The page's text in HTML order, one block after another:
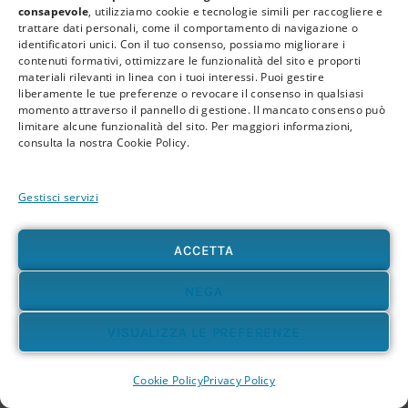
consapevole, utilizziamo cookie e tecnologie simili per raccogliere e
trattare dati personali, come il comportamento di navigazione o
identificatori unici. Con il tuo consenso, possiamo migliorare i
contenuti formativi, ottimizzare le funzionalità del sito e proporti
materiali rilevanti in linea con i tuoi interessi. Puoi gestire
liberamente le tue preferenze o revocare il consenso in qualsiasi
momento attraverso il pannello di gestione. Il mancato consenso può
limitare alcune funzionalità del sito. Per maggiori informazioni,
consulta la nostra Cookie Policy.
Gestisci servizi
ACCETTA
NEGA
VISUALIZZA LE PREFERENZE
Cookie PolicyPrivacy Policy
Deve evitare interpretazioni rigide.
Deve evitare promesse.
Deve evitare di attribuire colpe.
Deve evitare di presentare il proprio approccio
Una comunicazione professionale non deve
La precisione è una forma di cura della